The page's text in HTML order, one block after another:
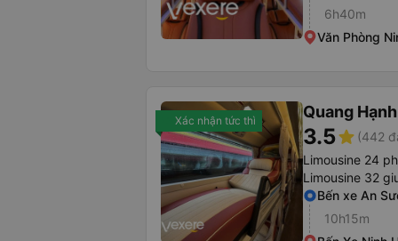
6h40m
Văn Phòng
Xác nhận tức thì Quang
3.5star (442
Limousine 24
Limousine 32
Bến xe An
10h15m